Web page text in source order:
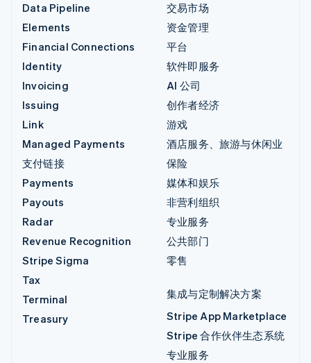
Data Pipeline
Elements
Financial Connections
Identity
Invoicing
Issuing
Link
Managed Payments
支付链接
Payments
Payouts
Radar
Revenue Recognition
Stripe Sigma
Tax
Terminal
Treasury
交易市场
资金管理
平台
软件即服务
AI 公司
创作者经济
游戏
酒店服务、旅游与休闲业
保险
媒体和娱乐
非营利组织
专业服务
公共部门
零售
集成与定制解决方案
Stripe App Marketplace
Stripe 合作伙伴生态系统
专业服务